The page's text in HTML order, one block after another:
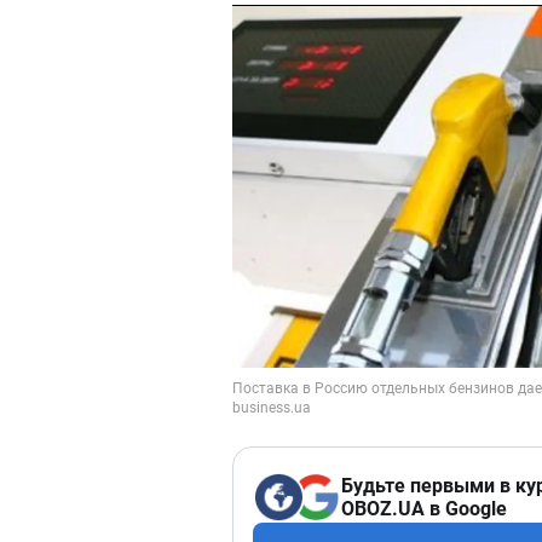
Будьте первыми в
OBOZ.UA в Google